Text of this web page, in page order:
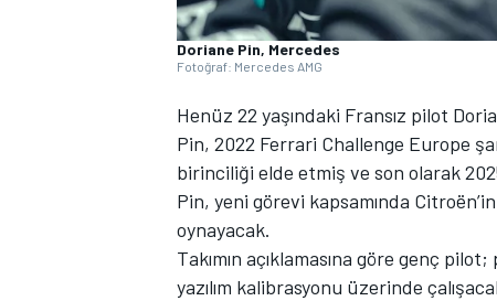
WRC
Doriane Pin, Mercedes
Fotoğraf: Mercedes AMG
Henüz 22 yaşındaki Fransız pilot
Pin, 2022 Ferrari Challenge Europe
birinciliği elde etmiş ve son olarak
Pin, yeni görevi kapsamında
oynayacak.
Takımın açıklamasına göre genç
yazılım kalibrasyonu üzerinde